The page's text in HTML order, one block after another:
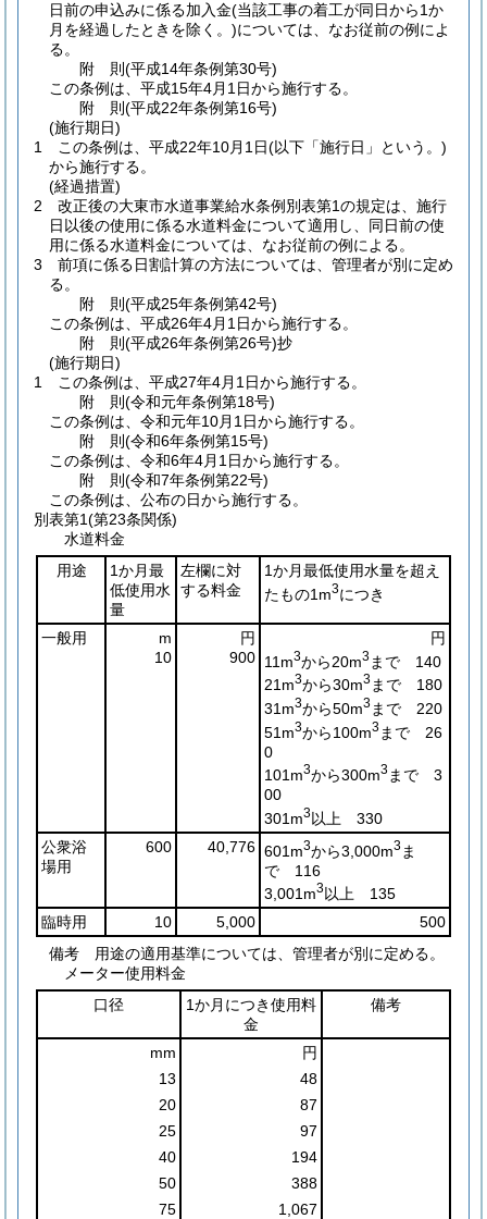
日前の申込みに係る加入金(当該工事の着工が同日から1か
月を経過したときを除く。)については、なお従前の例によ
る。
附 則(平成14年条例第30号)
この条例は、平成15年4月1日から施行する。
附 則(平成22年条例第16号)
(施行期日)
1
この条例は、平成22年10月1日(以下「施行日」という。)
から施行する。
(経過措置)
2
改正後の大東市水道事業給水条例別表第1の規定は、施行
日以後の使用に係る水道料金について適用し、同日前の使
用に係る水道料金については、なお従前の例による。
3
前項に係る日割計算の方法については、管理者が別に定め
る。
附 則(平成25年条例第42号)
この条例は、平成26年4月1日から施行する。
附 則(平成26年条例第26号)抄
(施行期日)
1
この条例は、平成27年4月1日から施行する。
附 則(令和元年条例第18号)
この条例は、令和元年10月1日から施行する。
附 則(令和6年条例第15号)
この条例は、令和6年4月1日から施行する。
附 則(令和7年条例第22号)
この条例は、公布の日から施行する。
別表第1(第23条関係)
水道料金
用途
1か月最
低使用水
量
左欄に対
する料金
1か月最低使用水量を超え
たもの1m3につき
一般用
m
10
円
900
円
11m3から20m3 まで 140
21m3から30m3まで 180
31m3から50m3 まで 220
51m3から100m3 まで 26
0
101m3から300m3まで 3
00
301m3以上 330
公衆浴
場用
600 40,776 601m3から3,000m3 ま
で 116
3,001m3以上 135
臨時用
10 5,000
500
備考 用途の適用基準については、管理者が別に定める。
メーター使用料金
口径
1か月につき使用料
金
備考
mm
円
13
48
20
87
25
97
40
194
50
388
75
1,067